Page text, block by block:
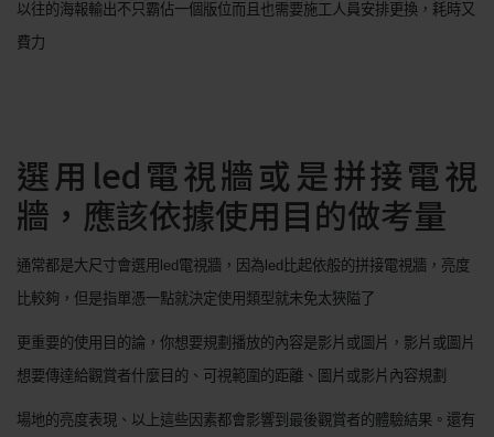
以往的海報輸出不只霸佔一個版位而且也需要施工人員安排更換，耗時又
費力
選用led電視牆或是拼接電視
牆，應該依據使用目的做考量
通常都是大尺寸會選用 led 電視牆，因為 led 比起依般的拼接電視牆，亮度
比較夠，但是指單憑一點就決定使用類型就未免太狹隘了
更重要的使用目的論，你想要規劃播放的內容是影片或圖片，影片或圖片
想要傳達給觀賞者什麼目的、可視範圍的距離、圖片或影片內容規劃
場地的亮度表現、以上這些因素都會影響到最後觀賞者的體驗結果。還有